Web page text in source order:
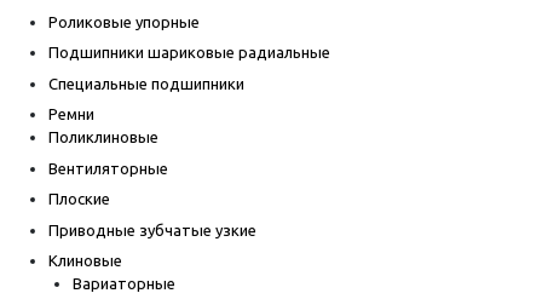
Роликовые упорные
Подшипники шариковые радиальные
Специальные подшипники
Ремни
Поликлиновые
Вентиляторные
Плоские
Приводные зубчатые узкие
Клиновые
Вариаторные